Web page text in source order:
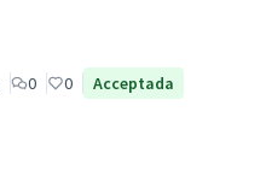
0 0 Acceptada